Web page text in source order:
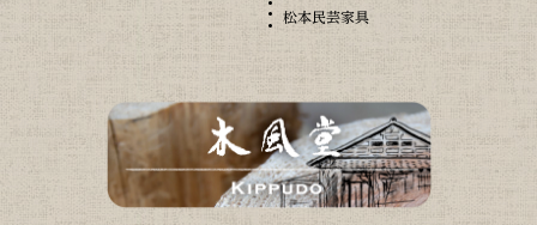
松本民芸家具